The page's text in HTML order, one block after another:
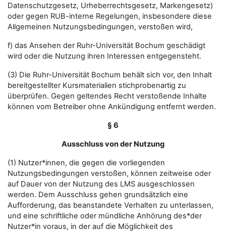
Datenschutzgesetz, Urheberrechtsgesetz, Markengesetz)
oder gegen RUB-interne Regelungen, insbesondere diese
Allgemeinen Nutzungsbedingungen, verstoßen wird,
f) das Ansehen der Ruhr-Universität Bochum geschädigt
wird oder die Nutzung ihren Interessen entgegensteht.
(3) Die Ruhr-Universität Bochum behält sich vor, den Inhalt
bereitgestellter Kursmaterialien stichprobenartig zu
überprüfen. Gegen geltendes Recht verstoßende Inhalte
können vom Betreiber ohne Ankündigung entfernt werden.
§ 6
Ausschluss von der Nutzung
(1) Nutzer*innen, die gegen die vorliegenden
Nutzungsbedingungen verstoßen, können zeitweise oder
auf Dauer von der Nutzung des LMS ausgeschlossen
werden. Dem Ausschluss gehen grundsätzlich eine
Aufforderung, das beanstandete Verhalten zu unterlassen,
und eine schriftliche oder mündliche Anhörung des*der
Nutzer*in voraus, in der auf die Möglichkeit des